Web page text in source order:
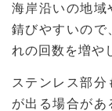
海岸沿いの地域
錆びやすいので
れの回数を増や
ステンレス部
が出る場合があ